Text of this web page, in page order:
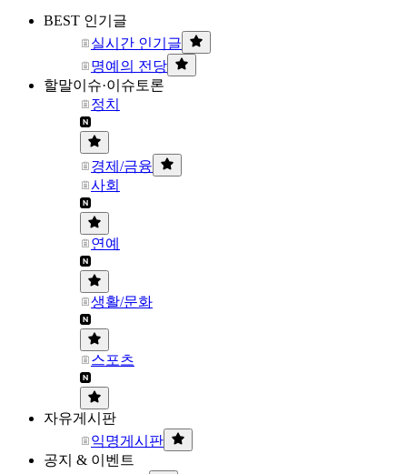
BEST 인기글
실시간 인기글
명예의 전당
할말이슈·이슈토론
정치
경제/금융
사회
연예
생활/문화
스포츠
자유게시판
익명게시판
공지 & 이벤트